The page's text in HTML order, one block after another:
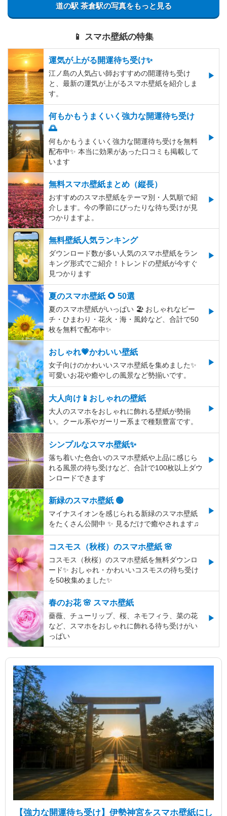
道の駅 茶倉駅の写真をもっと見る
📱 スマホ壁紙の特集
運気が上がる開運待ち受け✨
江ノ島の人気占い師おすすめの開運待ち受け
と、最新の運気が上がるスマホ壁紙を紹介しま
す。
何もかもうまくいく強力な開運待ち受け
🌅
何もかもうまくいく強力な開運待ち受けを無料
配布中✨️ 本当に効果があった口コミも掲載して
います
無料スマホ壁紙まとめ（縦長）
おすすめのスマホ壁紙をテーマ別・人気順で紹
介します。今の季節にぴったりな待ち受けが見
つかりますよ。
無料壁紙人気ランキング
ダウンロード数が多い人気のスマホ壁紙をラン
キング形式でご紹介！トレンドの壁紙が今すぐ
見つかります
夏のスマホ壁紙 🌻 50選
夏のスマホ壁紙がいっぱい 🏖 おしゃれなビー
チ・ひまわり・花火・海・風鈴など、合計で50
枚を無料で配布中✨
おしゃれ💗かわいい壁紙
女子向けのかわいいスマホ壁紙を集めました✨
可愛いお花や癒やしの風景など勢揃いです。
大人向け📱おしゃれの壁紙
大人のスマホをおしゃれに飾れる壁紙が勢揃
い。クール系やガーリー系まで種類豊富です。
シンプルなスマホ壁紙✨
落ち着いた色合いのスマホ壁紙や上品に感じら
れる風景の待ち受けなど、合計で100枚以上ダウ
ンロードできます
新緑のスマホ壁紙 🟢
マイナスイオンを感じられる新緑のスマホ壁紙
をたくさん公開中 ✨ 見るだけで癒やされます♫
コスモス（秋桜）のスマホ壁紙 🌸
コスモス（秋桜）のスマホ壁紙を無料ダウンロ
ード✨️ おしゃれ・かわいいコスモスの待ち受け
を50枚集めました✨️
春のお花 🌸 スマホ壁紙
薔薇、チューリップ、桜、ネモフィラ、菜の花
など、スマホをおしゃれに飾れる待ち受けがい
っぱい
【強力な開運待ち受け】伊勢神宮をスマホ壁紙にし